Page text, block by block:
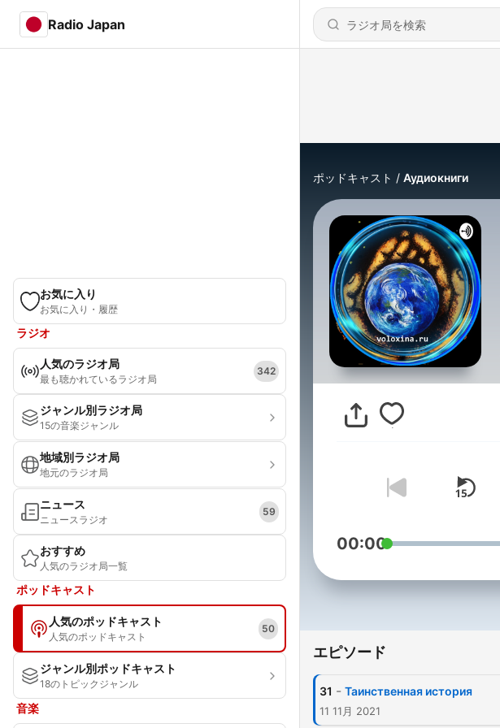
Radio Japan
お気に入り
お気に入り・履歴
ラジオ
人気のラジオ局
最も聴かれているラジオ局
342
ジャンル別ラジオ局
15の音楽ジャンル
地域別ラジオ局
地元のラジオ局
ニュース
ニュースラジオ
59
おすすめ
人気のラジオ局一覧
ポッドキャスト
人気のポッドキャスト
人気のポッドキャスト
50
ジャンル別ポッドキャスト
18のトピックジャンル
音楽
ポッドキャスト Аудиокниги
00:00
エピソード
31 - Таинственная история
11 11月 2021